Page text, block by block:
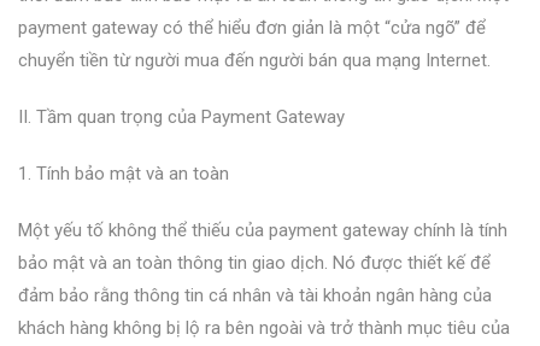
payment gateway có thể hiểu đơn giản là một “cửa ngõ” để
chuyển tiền từ người mua đến người bán qua mạng Internet.
II. Tầm quan trọng của Payment Gateway
1. Tính bảo mật và an toàn
Một yếu tố không thể thiếu của payment gateway chính là tính
bảo mật và an toàn thông tin giao dịch. Nó được thiết kế để
đảm bảo rằng thông tin cá nhân và tài khoản ngân hàng của
khách hàng không bị lộ ra bên ngoài và trở thành mục tiêu của